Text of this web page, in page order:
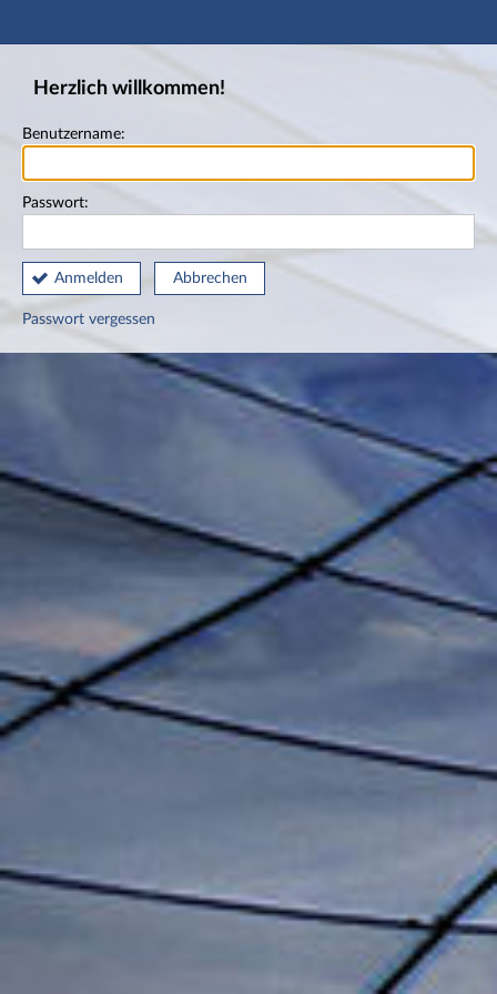
Hauptnavigation
Herzlich willkommen!
Benutzername:
Passwort:
Anmelden Abbrechen
Passwort vergessen